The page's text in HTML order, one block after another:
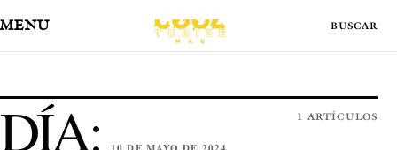
MENÚ
DÍA: 1 ARTÍCULOS